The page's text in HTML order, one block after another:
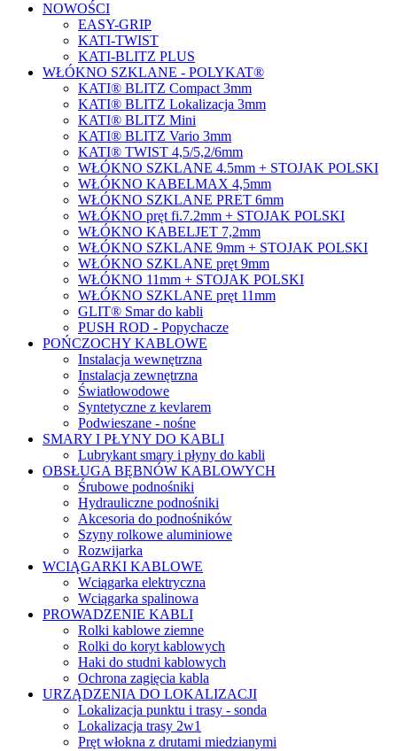
NOWOŚCI
EASY-GRIP
KATI-TWIST
KATI-BLITZ PLUS
WŁÓKNO SZKLANE - POLYKAT®
KATI® BLITZ Compact 3mm
KATI® BLITZ Lokalizacja 3mm
KATI® BLITZ Mini
KATI® BLITZ Vario 3mm
KATI® TWIST 4,5/5,2/6mm
WŁÓKNO SZKLANE 4.5mm + STOJAK POLSKI
WŁÓKNO KABELMAX 4,5mm
WŁÓKNO SZKLANE PRET 6mm
WŁÓKNO pręt fi.7.2mm + STOJAK POLSKI
WŁÓKNO KABELJET 7,2mm
WŁÓKNO SZKLANE 9mm + STOJAK POLSKI
WŁÓKNO SZKLANE pręt 9mm
WŁÓKNO 11mm + STOJAK POLSKI
WŁÓKNO SZKLANE pręt 11mm
GLIT® Smar do kabli
PUSH ROD - Popychacze
POŃCZOCHY KABLOWE
Instalacja wewnętrzna
Instalacja zewnętrzna
Światłowodowe
Syntetyczne z kevlarem
Podwieszane - nośne
SMARY I PŁYNY DO KABLI
Lubrykant smary i płyny do kabli
OBSŁUGA BĘBNÓW KABLOWYCH
Śrubowe podnośniki
Hydrauliczne podnośniki
Akcesoria do podnośników
Szyny rolkowe aluminiowe
Rozwijarka
WCIĄGARKI KABLOWE
Wciągarka elektryczna
Wciągarka spalinowa
PROWADZENIE KABLI
Rolki kablowe ziemne
Rolki do koryt kablowych
Haki do studni kablowych
Ochrona zagięcia kabla
URZĄDZENIA DO LOKALIZACJI
Lokalizacja punktu i trasy - sonda
Lokalizacja trasy 2w1
Pręt włokna z drutami miedzianymi